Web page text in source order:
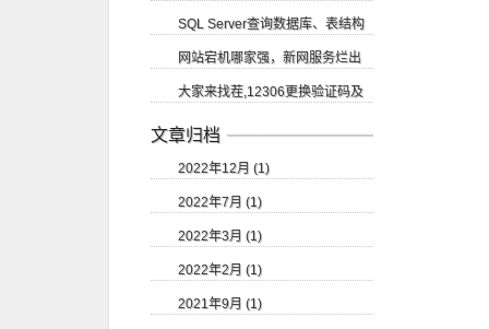
源码
SQL Server查询数据库、表结构
等
网站宕机哪家强，新网服务烂出
翔
大家来找茬,12306更换验证码及
验证码的识别
文章归档
2022年12月 (1)
2022年7月 (1)
2022年3月 (1)
2022年2月 (1)
2021年9月 (1)